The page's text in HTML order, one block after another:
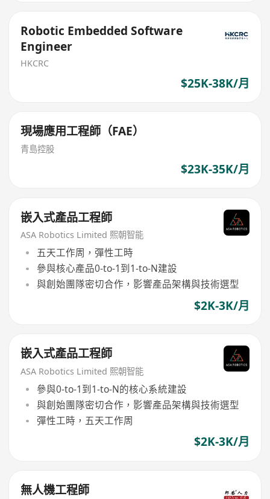
Robotic Embedded Software
Engineer
HKCRC
$25K-38K/月
現場應用工程師（FAE）
青島控股
$23K-35K/月
嵌入式產品工程師
ASA Robotics Limited 熙朝智能
五天工作周，彈性工時
參與核心產品0-to-1到1-to-N建設
與創始團隊密切合作，影響產品架構與技術選型
$2K-3K/月
嵌入式產品工程師
ASA Robotics Limited 熙朝智能
參與0-to-1到1-to-N的核心系統建設
與創始團隊密切合作，影響產品架構與技術選型
彈性工時，五天工作周
$2K-3K/月
無人機工程師